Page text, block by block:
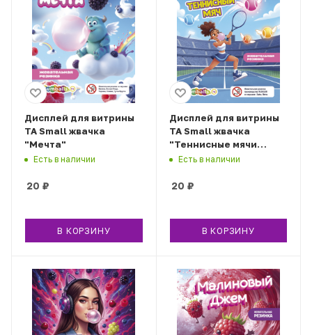
Дисплей для витрины
ТА Small жвачка
"Мечта"
Есть в наличии
20 ₽
В КОРЗИНУ
Дисплей для витрины
ТА Small жвачка
"Теннисные мячи
цветные", вар.2
Есть в наличии
20 ₽
В КОРЗИНУ